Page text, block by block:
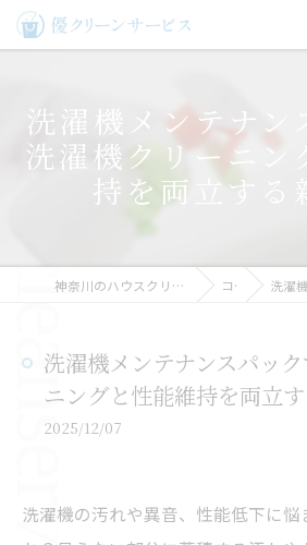
洗濯機メンテナン
洗濯機クリーニン
持を両立する
神奈川のハウスクリーニングなら優クリーンサービス コラム 洗濯機メンテ
洗濯機メンテナンスパッ
ニングと性能維持を両立
2025/12/07
洗濯機の汚れや異音、性能低下に